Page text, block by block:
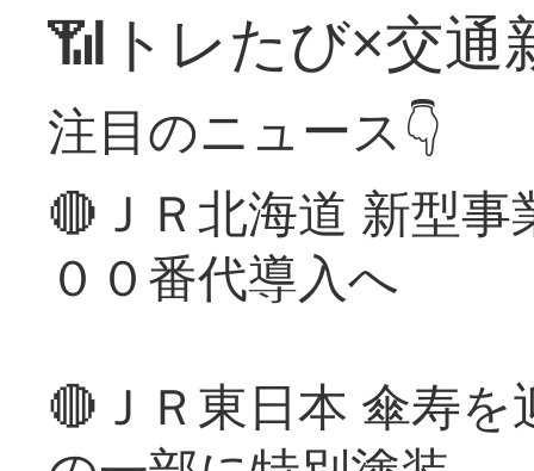
📶トレたび×交通
注目のニュース👇
🔴ＪＲ北海道 新型
００番代導入へ
🔴ＪＲ東日本 傘寿